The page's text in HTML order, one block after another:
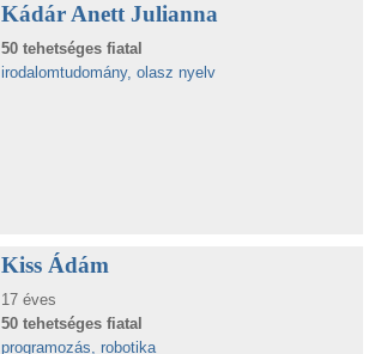
Kádár Anett Julianna
50 tehetséges fiatal
irodalomtudomány, olasz nyelv
Kiss Ádám
17 éves
50 tehetséges fiatal
programozás, robotika